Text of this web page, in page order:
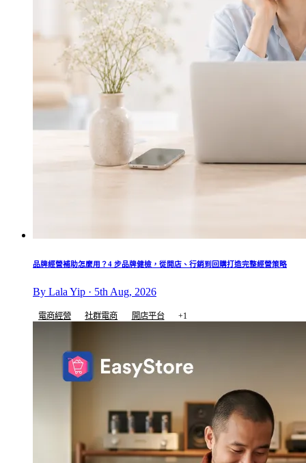
品牌經營補助怎麼用？4 步品牌健檢，從開店、行銷到回購打造完整經營策略
By Lala Yip · 5th Aug, 2026
電商經營 社群電商 開店平台 +1